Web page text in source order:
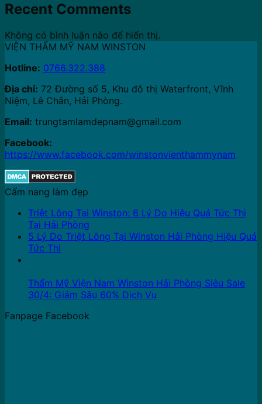
Recent Comments
Không có bình luận nào để hiển thị.
VIỆN THẨM MỸ NAM WINSTON
Hotline: 0766.322.388
Địa chỉ: 72 Đường số 5, Khu đô thị Waterfront, Vĩnh
Niệm, Lê Chân, Hải Phòng.
Email: trungtamlamdepnam@gmail.com
Facebook:
https://www.facebook.com/winstonvienthammynam
Cẩm nang làm đẹp
Triệt Lông Tại Winston: 6 Lý Do Hiệu Quả Tức Thì
Tại Hải Phòng
5 Lý Do Triệt Lông Tại Winston Hải Phòng Hiệu Quả
Tức Thì
Thẩm Mỹ Viện Nam Winston Hải Phòng Siêu Sale
30/4: Giảm Sâu 60% Dịch Vụ
Fanpage Facebook